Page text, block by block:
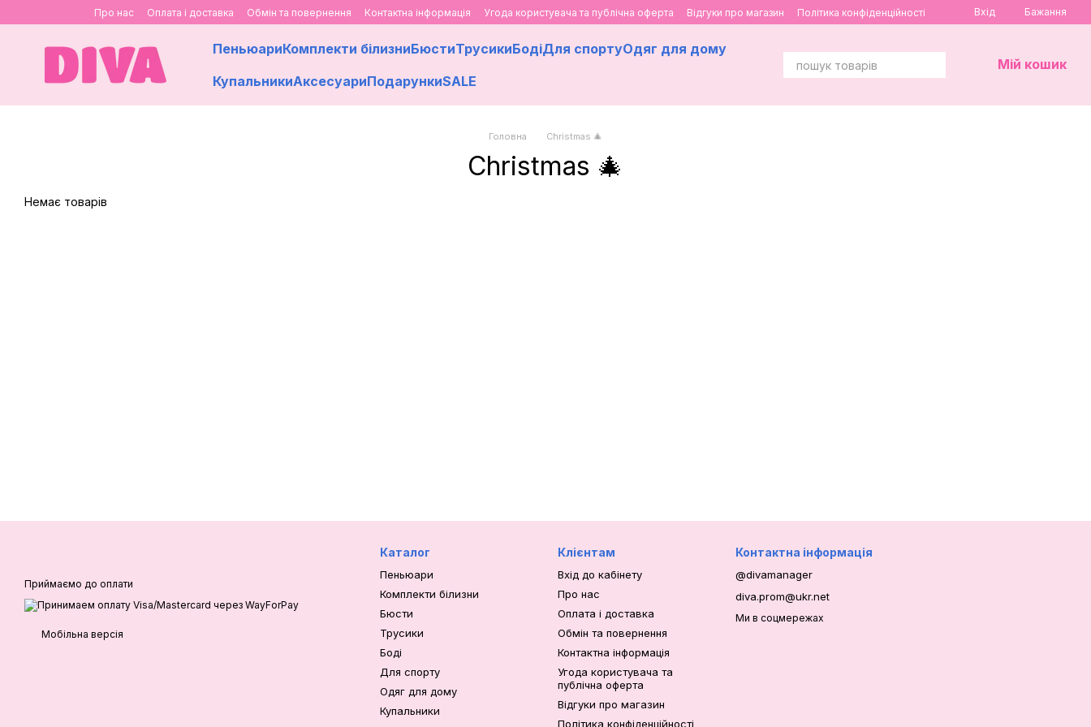
Перейти до основного контенту
Про нас Оплата і доставка Обмін та повернення Контактна інформація Угода користувача та публічна оферта Відгуки про магазин Політика конфіденційності Вхід Бажання
ПеньюариКомплекти білизниБюстиТрусикиБодіДля спортуОдяг для дому
КупальникиАксесуариПодарункиSALE
Мій кошик
Головна Christmas 🎄
Christmas 🎄
Немає товарів
Приймаємо до оплати
Мобільна версія
Каталог
Пеньюари
Комплекти білизни
Бюсти
Трусики
Боді
Для спорту
Одяг для дому
Купальники
Клієнтам
Вхід до кабінету
Про нас
Оплата і доставка
Обмін та повернення
Контактна інформація
Угода користувача та
публічна оферта
Відгуки про магазин
Політика конфіденційності
Контактна інформація
@divamanager
diva.prom@ukr.net
Ми в соцмережах